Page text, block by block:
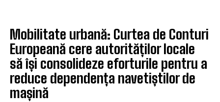
Mobilitate urbană: Curtea de Conturi
Europeană cere autorităților locale
să își consolideze eforturile pentru a
reduce dependența navetiștilor de
mașină